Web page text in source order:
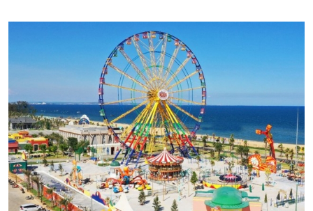
được sử dụng voucher. LifeLink có thể không hỗ
trợ được nếu khách chưa đặt trước:
Điện thoại liên hệ: 1900 2065 - - 0973.428.858
Địa chỉ: Bikini Beach, NovaWorld, Lạc Long
Quân, Tiến Thành, Thành phố Phan Thiết,
Tỉnh Bình Thuận.
Một khách hàng được mua nhiều voucher.
E-Voucher/ E-Coupon không có giá trị quy đổi
thành tiền mặt, không trả lại tiền thừa.
Không áp dụng đồng thời với chương trình
khuyến mại khác.